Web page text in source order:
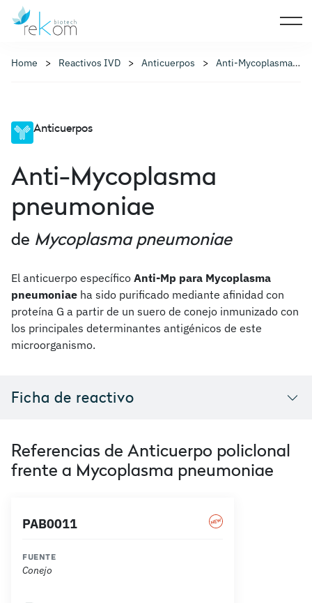
Home Reactivos IVD Anticuerpos Anti-Mycoplasma Pneumoniae
Anticuerpos
Anti-Mycoplasma
pneumoniae
de Mycoplasma pneumoniae
El anticuerpo específico Anti-Mp para Mycoplasma
pneumoniae ha sido purificado mediante afinidad con
proteína G a partir de un suero de conejo inmunizado con
los principales determinantes antigénicos de este
microorganismo.
Ficha de reactivo
Referencias de Anticuerpo policlonal
frente a Mycoplasma pneumoniae
PAB0011
FUENTE
Conejo